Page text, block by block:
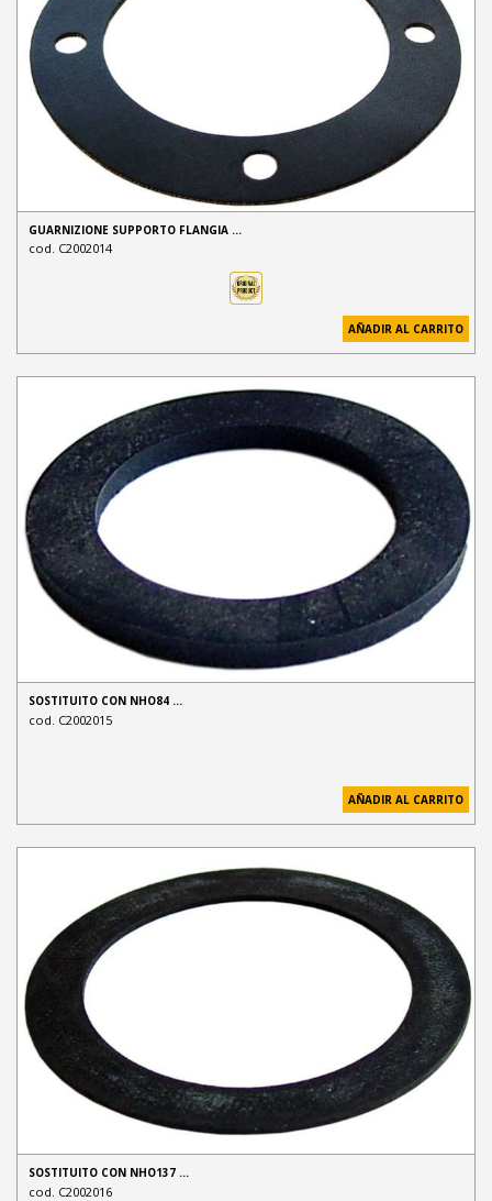
GUARNIZIONE SUPPORTO FLANGIA …
cod. C2002014
AÑADIR AL CARRITO
SOSTITUITO CON NHO84 …
cod. C2002015
AÑADIR AL CARRITO
SOSTITUITO CON NHO137 …
cod. C2002016